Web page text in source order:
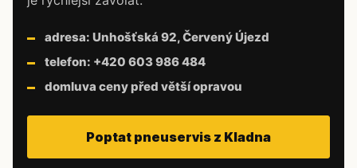
adresa: Unhošťská 92, Červený Újezd
telefon: +420 603 986 484
domluva ceny před větší opravou
Poptat pneuservis z Kladna